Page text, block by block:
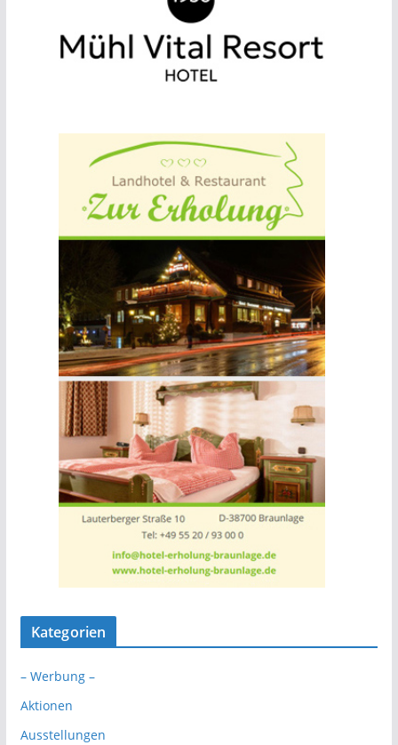
Kategorien
– Werbung –
Aktionen
Ausstellungen